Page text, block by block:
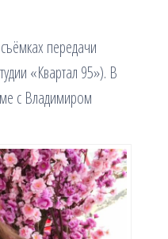
передачи
«Квартал 95»). В
с Владимиром